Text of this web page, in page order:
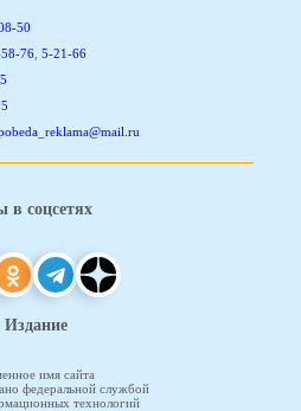
50
76, 5-21-66
соцсетях
Издание
имя сайта
федеральной службой
технологий